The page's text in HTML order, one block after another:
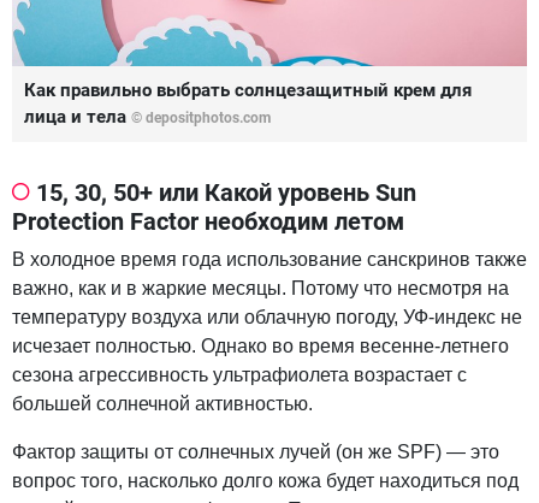
Как правильно выбрать солнцезащитный крем для
лица и тела © depositphotos.com
15, 30, 50+ или Какой уровень Sun
Protection Factor необходим летом
В холодное время года использование санскринов также
важно, как и в жаркие месяцы. Потому что несмотря на
температуру воздуха или облачную погоду, УФ-индекс не
исчезает полностью. Однако во время весенне-летнего
сезона агрессивность ультрафиолета возрастает с
большей солнечной активностью.
Фактор защиты от солнечных лучей (он же SPF) — это
вопрос того, насколько долго кожа будет находиться под